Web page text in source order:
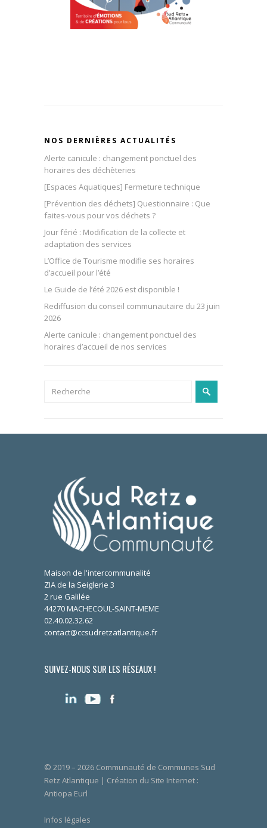
NOS DERNIÈRES ACTUALITÉS
Alerte canicule : changement ponctuel des
horaires des déchèteries
[Espaces Aquatiques] Fermeture technique
[Prévention des déchets] Questionnaire : Que
faites-vous pour vos déchets ?
Jour férié : Modification de la collecte et
adaptation des services
L’Office de Tourisme modifie ses horaires
d’accueil pour l’été
Le Guide de l’été 2026 est disponible !
Rediffusion du conseil communautaire du 23 juin
2026
Alerte canicule : changement ponctuel des
horaires d’accueil de nos services
Maison de l'intercommunalité
ZIA de la Seiglerie 3
2 rue Galilée
44270 MACHECOUL-SAINT-MEME
02.40.02.32.62
contact@ccsudretzatlantique.fr
SUIVEZ-NOUS SUR LES RÉSEAUX !
© 2019 – 2026 Communauté de Communes Sud
Retz Atlantique | Création du Site Internet :
Antiopa Eurl
Infos légales